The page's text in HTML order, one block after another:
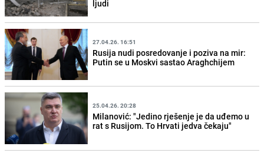
ljudi
27.04.26. 16:51
Rusija nudi posredovanje i poziva na mir:
Putin se u Moskvi sastao Araghchijem
25.04.26. 20:28
Milanović: "Jedino rješenje je da uđemo u
rat s Rusijom. To Hrvati jedva čekaju"